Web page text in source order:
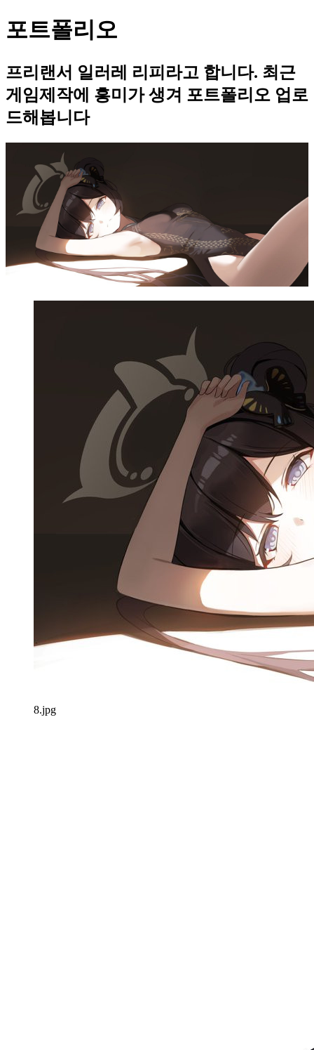
포트폴리오
프리랜서 일러레 리피라고 합니다. 최근
게임제작에 흥미가 생겨 포트폴리오 업로
드해봅니다
8.jpg